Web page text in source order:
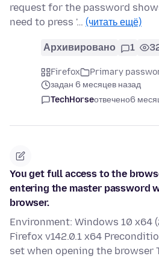
request for the password
need to press '… (читать ещё)
Архивировано 1
Firefox
Primary
задан 6 месяцев назад
TechHorseотвечено6
You get full access to the
entering the master password
browser.
Environment: Windows 10 x64
Firefox v142.0.1 x64
set when opening the browser